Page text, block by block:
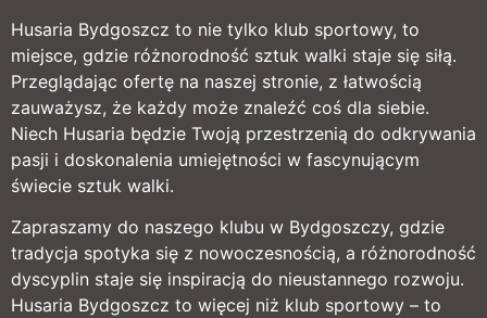
Husaria Bydgoszcz to nie tylko klub sportowy, to
miejsce, gdzie różnorodność sztuk walki staje się siłą.
Przeglądając ofertę na naszej stronie, z łatwością
zauważysz, że każdy może znaleźć coś dla siebie.
Niech Husaria będzie Twoją przestrzenią do odkrywania
pasji i doskonalenia umiejętności w fascynującym
świecie sztuk walki.
Zapraszamy do naszego klubu w Bydgoszczy, gdzie
tradycja spotyka się z nowoczesnością, a różnorodność
dyscyplin staje się inspiracją do nieustannego rozwoju.
Husaria Bydgoszcz to więcej niż klub sportowy – to